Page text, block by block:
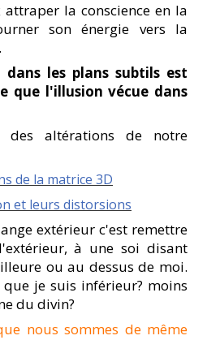
la conscience en la
son énergie vers la
dans les plans subtils est
que l'illusion vécue dans
altérations de notre
de la matrice 3D
et leurs distorsions
extérieur c'est remettre
à une soi disant
ou au dessus de moi.
je suis inférieur? moins
du divin?
nous sommes de même